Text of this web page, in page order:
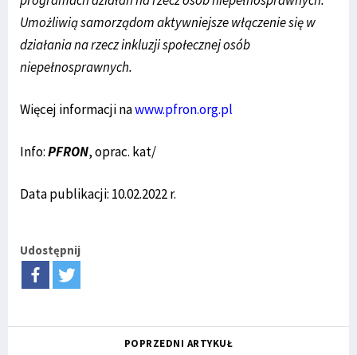
Umożliwią samorządom aktywniejsze włączenie się w
działania na rzecz inkluzji społecznej osób
niepełnosprawnych.
Więcej informacji nawww.pfron.org.pl
Info:PFRON, oprac. kat/
Data publikacji: 10.02.2022 r.
Udostępnij
POPRZEDNI ARTYKUŁ